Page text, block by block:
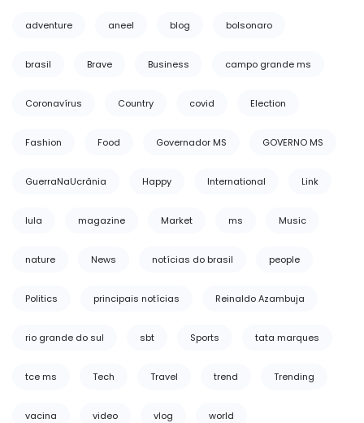
adventure aneel blog bolsonaro
brasil Brave Business campo grande ms
Coronavírus Country covid Election
Fashion Food Governador MS GOVERNO MS
GuerraNaUcrânia Happy International Link
lula magazine Market ms Music
nature News notícias do brasil people
Politics principais notícias Reinaldo Azambuja
rio grande do sul sbt Sports tata marques
tce ms Tech Travel trend Trending
vacina video vlog world